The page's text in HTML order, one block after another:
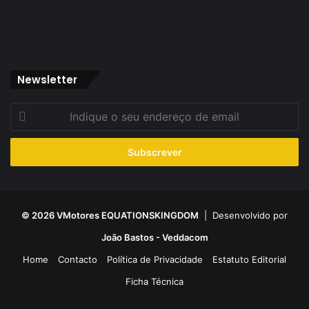
Newsletter
seu
de
© 2026 VMotores EQUATIONSKINGDOM | Desenvolvido por
João Bastos - Veddacom
Home
Contacto Política de Privacidade
Estatuto Editorial
Ficha Técnica